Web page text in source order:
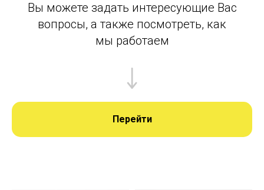
Вы можете задать интересующие Вас
вопросы, а также посмотреть, как
мы работаем
Перейти